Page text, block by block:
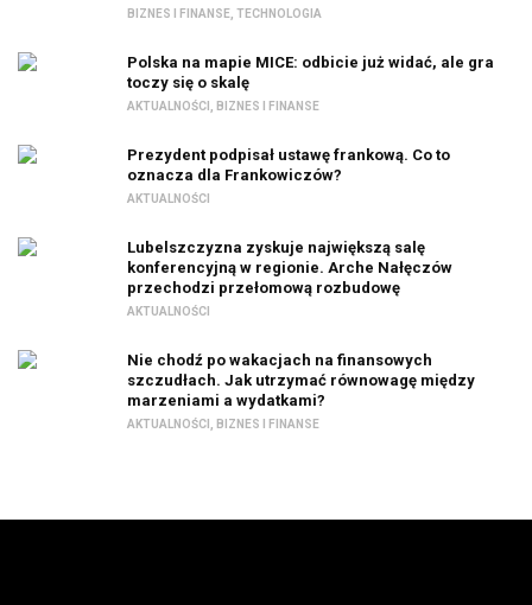
BIZNES I FINANSE TECHNOLOGIA
Polska na mapie MICE: odbicie już widać, ale gra
toczy się o skalę
AKTUALNOŚCI BIZNES I FINANSE
Prezydent podpisał ustawę frankową. Co to
oznacza dla Frankowiczów?
AKTUALNOŚCI
Lubelszczyzna zyskuje największą salę
konferencyjną w regionie. Arche Nałęczów
przechodzi przełomową rozbudowę
AKTUALNOŚCI
Nie chodź po wakacjach na finansowych
szczudłach. Jak utrzymać równowagę między
marzeniami a wydatkami?
AKTUALNOŚCI BIZNES I FINANSE